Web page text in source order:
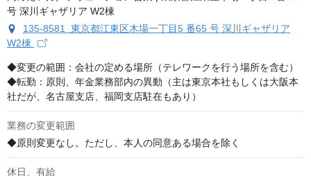
135-8581 東京都江東区木場一丁目5 番65 号 深川ギャザリア
W2棟
◆変更の範囲：会社の定める場所（テレワークを行う場所を含む）
◆転勤：原則、年金業務部内の異動（主は東京本社もしくは大阪本
社だが、名古屋支店、福岡支店駐在もあり）
業務の変更範囲
◆原則変更なし。ただし、本人の同意ある場合を除く
休日、有給